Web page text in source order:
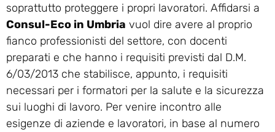
soprattutto proteggere i propri lavoratori. Affidarsi a
Consul-Eco in Umbria vuol dire avere al proprio
fianco professionisti del settore, con docenti
preparati e che hanno i requisiti previsti dal D.M.
6/03/2013 che stabilisce, appunto, i requisiti
necessari per i formatori per la salute e la sicurezza
sui luoghi di lavoro. Per venire incontro alle
esigenze di aziende e lavoratori, in base al numero